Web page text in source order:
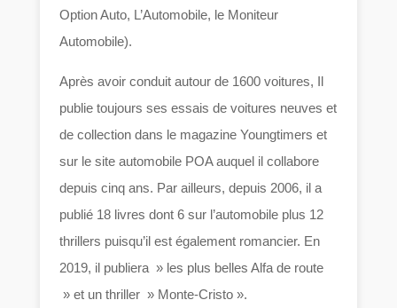
Option Auto, L’Automobile, le Moniteur
Automobile).
Après avoir conduit autour de 1600 voitures, Il
publie toujours ses essais de voitures neuves et
de collection dans le magazine Youngtimers et
sur le site automobile POA auquel il collabore
depuis cinq ans. Par ailleurs, depuis 2006, il a
publié 18 livres dont 6 sur l’automobile plus 12
thrillers puisqu’il est également romancier. En
2019, il publiera » les plus belles Alfa de route
» et un thriller » Monte-Cristo ».